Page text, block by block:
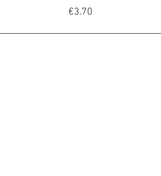
Price
€3.70